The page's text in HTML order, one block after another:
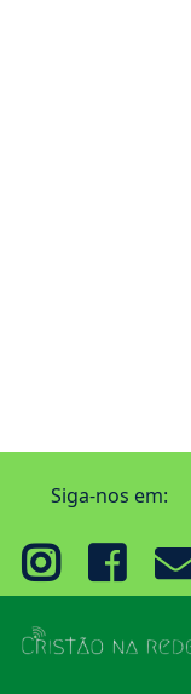
Siga-nos em: